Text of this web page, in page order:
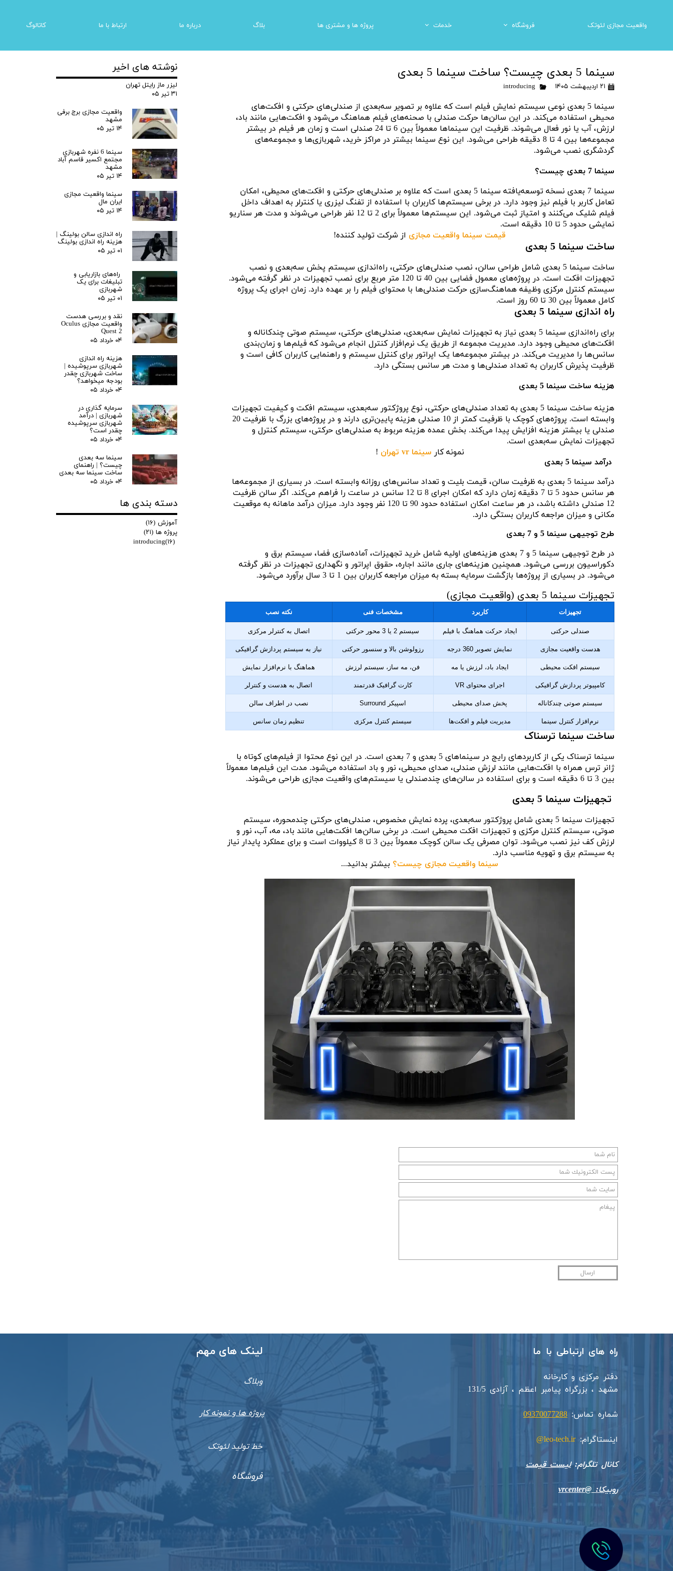
واقعیت مجازی لئوتک فروشگاه
شبیه ساز های واقعیت مجازی | سیمولاتور
میز ایرهاکی
خدمات پروژه ها و مشتری ها بلاگ درباره ما ارتباط با ما کاتالوگ
سینما 5 بعدی چیست؟ ساخت سینما 5 بعدی
۲۱ اردیبهشت ۱۴۰۵ introducing
سینما 5 بعدی نوعی سیستم نمایش فیلم است که علاوه بر تصویر سه‌بعدی از صندلی‌های حرکتی و افکت‌های
محیطی استفاده می‌کند. در این سالن‌ها حرکت صندلی با صحنه‌های فیلم هماهنگ می‌شود و افکت‌هایی مانند باد،
لرزش، آب یا نور فعال می‌شوند. ظرفیت این سینماها معمولاً بین 6 تا 24 صندلی است و زمان هر فیلم در بیشتر
مجموعه‌ها بین 4 تا 8 دقیقه طراحی می‌شود. این نوع سینما بیشتر در مراکز خرید، شهربازی‌ها و مجموعه‌های
گردشگری نصب می‌شود.
سینما 7 بعدی چیست؟
سینما 7 بعدی نسخه توسعه‌یافته سینما 5 بعدی است که علاوه بر صندلی‌های حرکتی و افکت‌های محیطی، امکان
تعامل کاربر با فیلم نیز وجود دارد. در برخی سیستم‌ها کاربران با استفاده از تفنگ لیزری یا کنترلر به اهداف داخل
فیلم شلیک می‌کنند و امتیاز ثبت می‌شود. این سیستم‌ها معمولاً برای 2 تا 12 نفر طراحی می‌شوند و مدت هر سناریو
نمایشی حدود 5 تا 10 دقیقه است.
قیمت سینما واقعیت مجازی از شرکت تولید کننده!
ساخت سینما 5 بعدی
ساخت سینما 5 بعدی شامل طراحی سالن، نصب صندلی‌های حرکتی، راه‌اندازی سیستم پخش سه‌بعدی و نصب
تجهیزات افکت است. در پروژه‌های معمول فضایی بین 40 تا 120 متر مربع برای نصب تجهیزات در نظر گرفته می‌شود.
سیستم کنترل مرکزی وظیفه هماهنگ‌سازی حرکت صندلی‌ها با محتوای فیلم را بر عهده دارد. زمان اجرای یک پروژه
کامل معمولاً بین 30 تا 60 روز است.
راه اندازی سینما 5 بعدی
برای راه‌اندازی سینما 5 بعدی نیاز به تجهیزات نمایش سه‌بعدی، صندلی‌های حرکتی، سیستم صوتی چندکاناله و
افکت‌های محیطی وجود دارد. مدیریت مجموعه از طریق یک نرم‌افزار کنترل انجام می‌شود که فیلم‌ها و زمان‌بندی
سانس‌ها را مدیریت می‌کند. در بیشتر مجموعه‌ها یک اپراتور برای کنترل سیستم و راهنمایی کاربران کافی است و
ظرفیت پذیرش کاربران به تعداد صندلی‌ها و مدت هر سانس بستگی دارد.
هزینه ساخت سینما 5 بعدی
هزینه ساخت سینما 5 بعدی به تعداد صندلی‌های حرکتی، نوع پروژکتور سه‌بعدی، سیستم افکت و کیفیت تجهیزات
وابسته است. پروژه‌های کوچک با ظرفیت کمتر از 10 صندلی هزینه پایین‌تری دارند و در پروژه‌های بزرگ با ظرفیت 20
صندلی یا بیشتر هزینه افزایش پیدا می‌کند. بخش عمده هزینه مربوط به صندلی‌های حرکتی، سیستم کنترل و
تجهیزات نمایش سه‌بعدی است.
نمونه کار سینما vr تهران
!
درآمد سینما 5 بعدی
درآمد سینما 5 بعدی به ظرفیت سالن، قیمت بلیت و تعداد سانس‌های روزانه وابسته است. در بسیاری از مجموعه‌ها
هر سانس حدود 5 تا 7 دقیقه زمان دارد که امکان اجرای 8 تا 12 سانس در ساعت را فراهم می‌کند. اگر سالن ظرفیت
12 صندلی داشته باشد، در هر ساعت امکان استفاده حدود 90 تا 120 نفر وجود دارد. میزان درآمد ماهانه به موقعیت
مکانی و میزان مراجعه کاربران بستگی دارد.
طرح توجیهی سینما 5 و 7 بعدی
در طرح توجیهی سینما 5 و 7 بعدی هزینه‌های اولیه شامل خرید تجهیزات، آماده‌سازی فضا، سیستم برق و
دکوراسیون بررسی می‌شود. همچنین هزینه‌های جاری مانند اجاره، حقوق اپراتور و نگهداری تجهیزات در نظر گرفته
می‌شود. در بسیاری از پروژه‌ها بازگشت سرمایه بسته به میزان مراجعه کاربران بین 1 تا 3 سال برآورد می‌شود.
تجهیزات سینما 5 بعدی (واقعیت مجازی)
تجهیزات کاربرد مشخصات فنی نکته نصب
صندلی حرکتی ایجاد حرکت هماهنگ با فیلم سیستم 2 یا 3 محور حرکتی اتصال به کنترلر مرکزی
هدست واقعیت مجازی نمایش تصویر 360 درجه رزولوشن بالا و سنسور حرکتی نیاز به سیستم پردازش گرافیکی
سیستم افکت محیطی ایجاد باد، لرزش یا مه فن، مه ساز، سیستم لرزش هماهنگ با نرم‌افزار نمایش
کامپیوتر پردازش گرافیکی اجرای محتوای VR کارت گرافیک قدرتمند اتصال به هدست و کنترلر
سیستم صوتی چندکاناله پخش صدای محیطی اسپیکر Surround نصب در اطراف سالن
نرم‌افزار کنترل سینما مدیریت فیلم و افکت‌ها سیستم کنترل مرکزی تنظیم زمان سانس
ساخت سینما ترسناک
سینما ترسناک یکی از کاربردهای رایج در سینماهای 5 بعدی و 7 بعدی است. در این نوع محتوا از فیلم‌های کوتاه با
ژانر ترس همراه با افکت‌هایی مانند لرزش صندلی، صدای محیطی، نور و باد استفاده می‌شود. مدت این فیلم‌ها معمولاً
بین 3 تا 6 دقیقه است و برای استفاده در سالن‌های چندصندلی یا سیستم‌های واقعیت مجازی طراحی می‌شوند.
تجهیزات سینما 5 بعدی
تجهیزات سینما 5 بعدی شامل پروژکتور سه‌بعدی، پرده نمایش مخصوص، صندلی‌های حرکتی چندمحوره، سیستم
صوتی، سیستم کنترل مرکزی و تجهیزات افکت محیطی است. در برخی سالن‌ها افکت‌هایی مانند باد، مه، آب، نور و
لرزش کف نیز نصب می‌شود. توان مصرفی یک سالن کوچک معمولاً بین 3 تا 8 کیلووات است و برای عملکرد پایدار نیاز
به سیستم برق و تهویه مناسب دارد.
سینما واقعیت مجازی چیست؟ بیشتر بدانید...
ارسال
نوشته های اخیر
لیزر ماز رایتل تهران
۳۱ تیر ۰۵
واقعیت مجازی برج برفی
مشهد
۱۴ تیر ۰۵
سینما 6 نفره شهربازی
مجتمع اکسیر قاسم آباد
مشهد
۱۴ تیر ۰۵
سینما واقعیت مجازی
ایران مال
۱۴ تیر ۰۵
راه اندازی سالن بولینگ |‌
هزینه راه اندازی بولینگ
۰۱ تیر ۰۵
راه‌های بازاریابی و
تبلیغات برای یک
شهربازی
۰۱ تیر ۰۵
نقد و بررسی هدست
واقعیت مجازی Oculus
Quest 2
۰۴ خرداد ۰۵
هزینه راه اندازی
شهربازی سرپوشیده |
ساخت شهربازی چقدر
بودجه میخواهد؟
۰۴ خرداد ۰۵
سرمایه گذاری در
شهربازی | درآمد
شهربازی سرپوشیده
چقدر است؟
۰۴ خرداد ۰۵
سینما سه بعدی
چیست؟ | راهنمای
ساخت سینما سه بعدی
۰۴ خرداد ۰۵
دسته بندی ها
آموزش (۱۶)
پروژه ها (۲۱)
introducing(۱۶)
راه های ارتباطی با ما
دفتر مرکزی و کارخانه
مشهد ، بزرگراه پیامبر اعظم ، آزادی 131/5​​
شماره تماس: 09370077288
اینستاگرام:leo-tech.ir@
​​​​​​​کانال تلگرام:لیست قیمت
روبیکا: @vrcenter
وبلاگ
پروژه ها و نمونه کار
خط تولید لئوتک
​​لینک های مهم
فروشگاه